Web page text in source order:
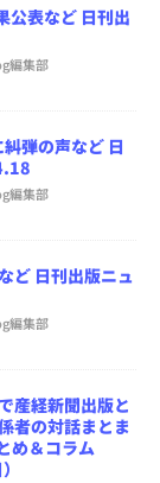
公表など 日刊出
編集部
弾の声など 日
編集部
ど 日刊出版ニュ
編集部
産経新聞出版と
者の対話まとま
め＆コラム